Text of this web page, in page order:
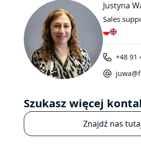
Justyna
Sales
+48 91
Szukasz więcej
Znajdź nas